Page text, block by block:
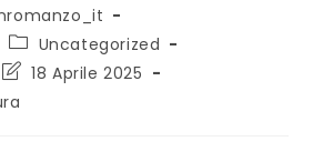
Categoria
dell'articolo:
Uncategorized
Ultima
dell'articolo:
18 Aprile 2025